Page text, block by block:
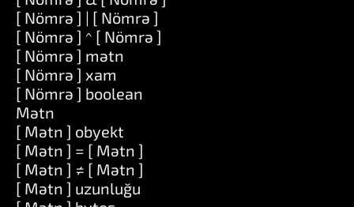
[ Nömrə ] | [ Nömrə ]
[ Nömrə ] ^ [ Nömrə ]
[ Nömrə ] mətn
[ Nömrə ] xam
[ Nömrə ] boolean
Mətn
[ Mətn ] obyekt
[ Mətn ] = [ Mətn ]
[ Mətn ] ≠ [ Mətn ]
[ Mətn ] uzunluğu